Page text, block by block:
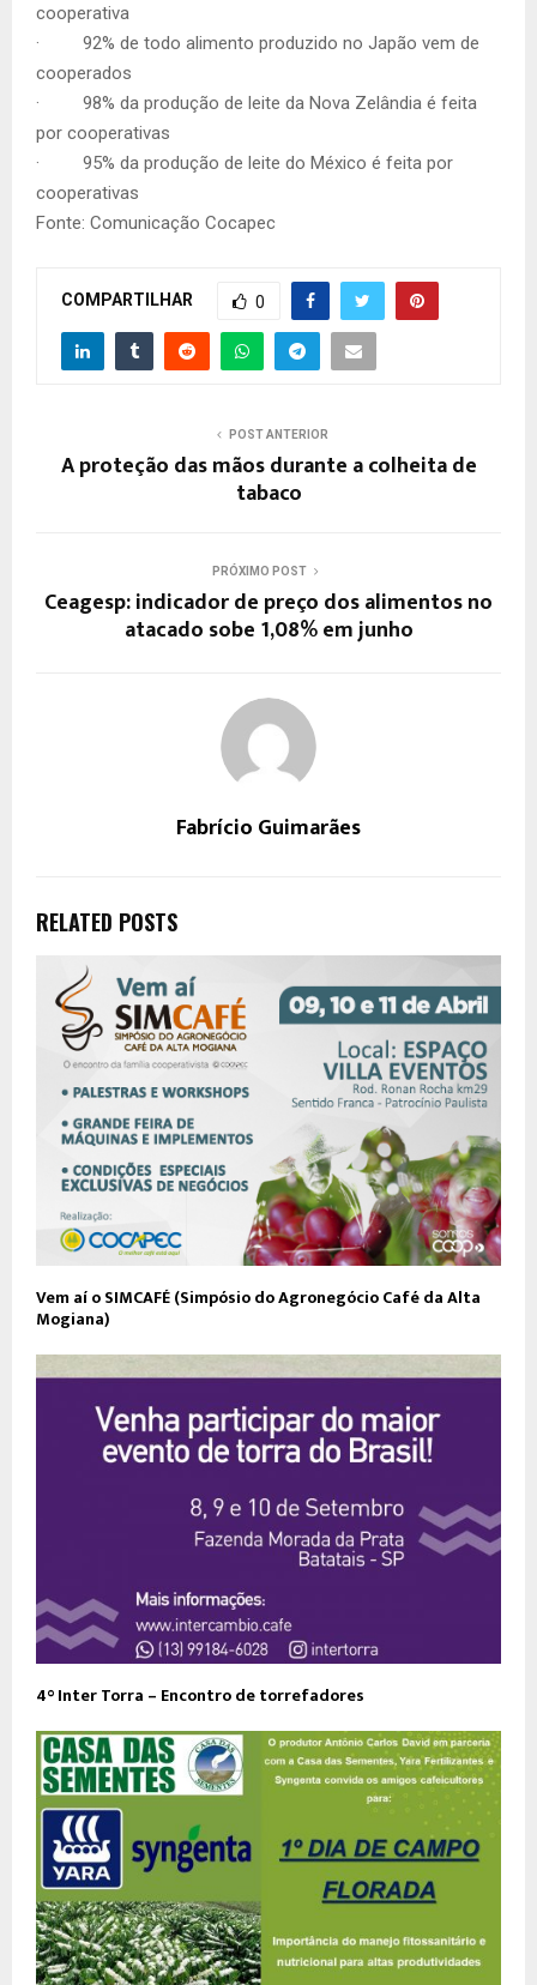
cooperativa
· 92% de todo alimento produzido no Japão vem de
cooperados
· 98% da produção de leite da Nova Zelândia é feita
por cooperativas
· 95% da produção de leite do México é feita por
cooperativas
Fonte: Comunicação Cocapec
COMPARTILHAR 0
POST ANTERIOR
A proteção das mãos durante a colheita de
tabaco
PRÓXIMO POST
Ceagesp: indicador de preço dos alimentos no
atacado sobe 1,08% em junho
Fabrício Guimarães
RELATED POSTS
Vem aí o SIMCAFÉ (Simpósio do Agronegócio Café da Alta
Mogiana)
4° Inter Torra – Encontro de torrefadores